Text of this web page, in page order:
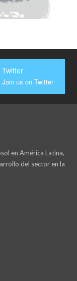
Twitter
Join us on Twitter
en América Latina,
del sector en la